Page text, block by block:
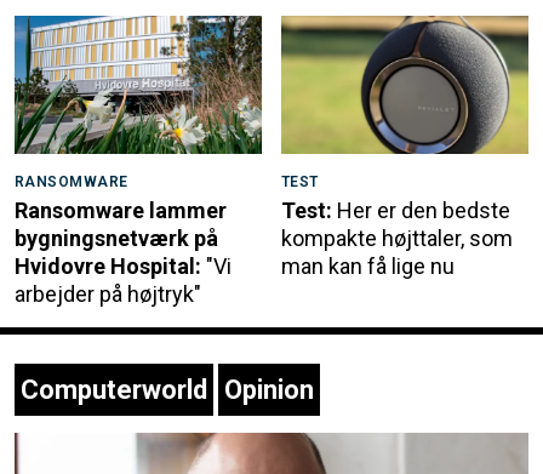
RANSOMWARE
Ransomware lammer
bygningsnetværk på
Hvidovre Hospital: "Vi
arbejder på højtryk"
TEST
Test: Her er den bedste
kompakte højttaler, som
man kan få lige nu
Computerworld Opinion